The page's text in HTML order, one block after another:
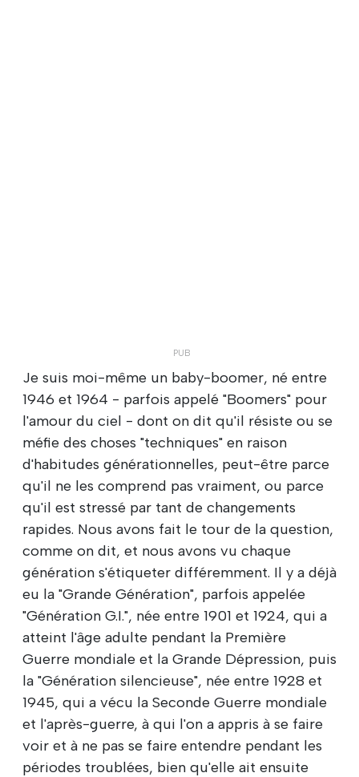
Je suis moi-même un baby-boomer, né entre
1946 et 1964 - parfois appelé "Boomers" pour
l'amour du ciel - dont on dit qu'il résiste ou se
méfie des choses "techniques" en raison
d'habitudes générationnelles, peut-être parce
qu'il ne les comprend pas vraiment, ou parce
qu'il est stressé par tant de changements
rapides. Nous avons fait le tour de la question,
comme on dit, et nous avons vu chaque
génération s'étiqueter différemment. Il y a déjà
eu la "Grande Génération", parfois appelée
"Génération G.I.", née entre 1901 et 1924, qui a
atteint l'âge adulte pendant la Première
Guerre mondiale et la Grande Dépression, puis
la "Génération silencieuse", née entre 1928 et
1945, qui a vécu la Seconde Guerre mondiale
et l'après-guerre, à qui l'on a appris à se faire
voir et à ne pas se faire entendre pendant les
périodes troublées, bien qu'elle ait ensuite